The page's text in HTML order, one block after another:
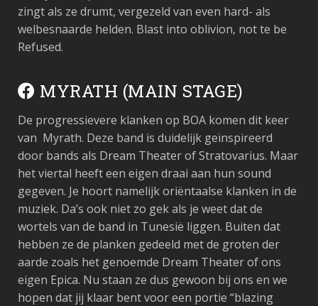
zingt als ze drumt, vergezeld van even hard- als
welbesnaarde helden. Blast into oblivion, not te be
Refused.
MYRATH (MAIN STAGE)
De progressievere klanken op BOA komen dit keer
van Myrath. Deze band is duidelijk geïnspireerd
door bands als Dream Theater of Stratovarius. Maar
het viertal heeft een eigen draai aan hun sound
gegeven. Je hoort namelijk oriëntaalse klanken in de
muziek. Da’s ook niet zo gek als je weet dat de
wortels van de band in Tunesië liggen. Buiten dat
hebben ze de planken gedeeld met de groten der
aarde zoals het genoemde Dream Theater of ons
eigen Epica. Nu staan ze dus gewoon bij ons en we
hopen dat jij klaar bent voor een portie “blazing